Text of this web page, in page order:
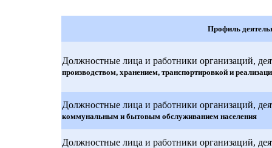
Профиль
Должностные лица и работники организаций,
производством, хранением, транспортировкой и
Должностные лица и работники организаций,
коммунальным и бытовым обслуживанием населения
Должностные лица и работники организаций,